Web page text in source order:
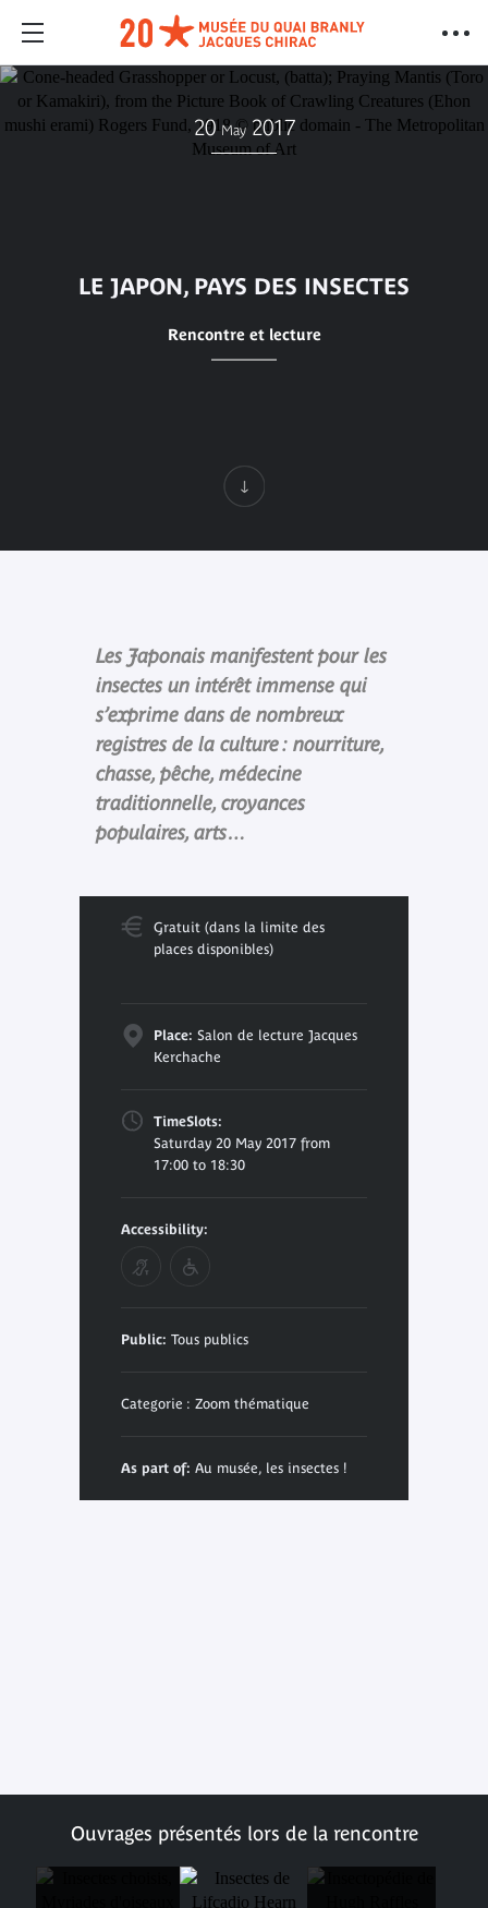
20 May 2017
LE JAPON, PAYS DES INSECTES
Rencontre et lecture
Les Japonais manifestent pour les
insectes un intérêt immense qui
s’exprime dans de nombreux
registres de la culture : nourriture,
chasse, pêche, médecine
traditionnelle, croyances
populaires, arts…
Gratuit (dans la limite des
places disponibles)
Place: Salon de lecture Jacques
Kerchache
TimeSlots:
Saturday 20 May 2017 from
17:00 to 18:30
Accessibility:
Public: Tous publics
Categorie : Zoom thématique
As part of: Au musée, les insectes !
Ouvrages présentés lors de la rencontre